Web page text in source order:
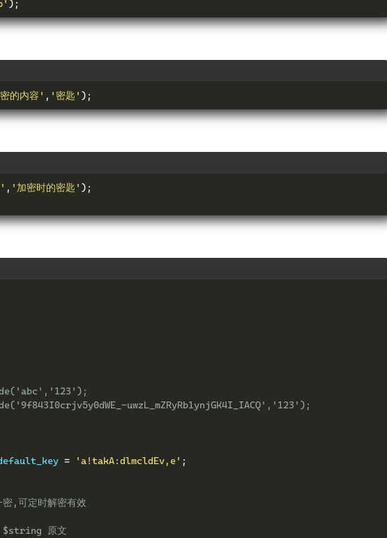
);
的内容' , '密匙' );
, '加密时的密匙' );
uwzL_mZRyRb1ynjGK4I_IACQ','123');
= 'a!takA:dlmcldEv,e' ;
密,可定时解密有效
原文